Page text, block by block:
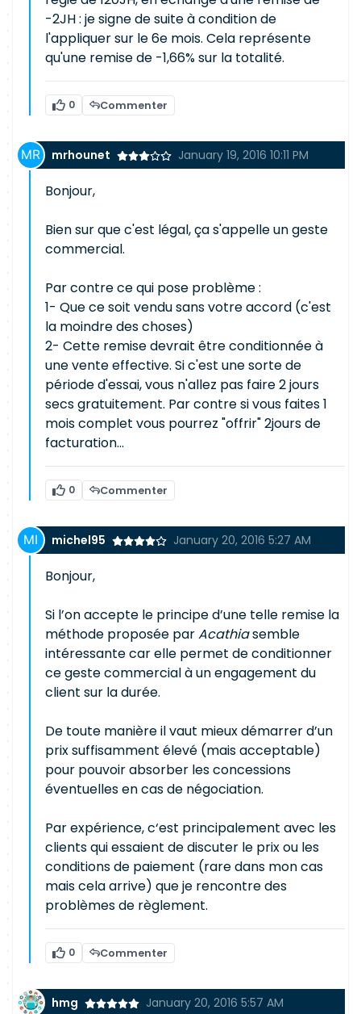
-2JH : je signe de suite à condition de
l'appliquer sur le 6e mois. Cela représente
qu'une remise de -1,66% sur la totalité.
0 Commenter
mrhounet January 19, 2016 10:11 PM
Bonjour,
Bien sur que c'est légal, ça s'appelle un geste
commercial.
Par contre ce qui pose problème :
1- Que ce soit vendu sans votre accord (c'est
la moindre des choses)
2- Cette remise devrait être conditionnée à
une vente effective. Si c'est une sorte de
période d'essai, vous n'allez pas faire 2 jours
secs gratuitement. Par contre si vous faites 1
mois complet vous pourrez "offrir" 2jours de
facturation...
0 Commenter
michel95 January 20, 2016 5:27 AM
Bonjour,
Si l’on accepte le principe d’une telle remise la
méthode proposée parAcathiasemble
intéressante car elle permet de conditionner
ce geste commercial à un engagement du
client sur la durée.
De toute manière il vaut mieux démarrer d’un
prix suffisamment élevé (mais acceptable)
pour pouvoir absorber les concessions
éventuelles en cas de négociation.
Par expérience, c‘est principalement avec les
clients qui essaient de discuter le prix ou les
conditions de paiement (rare dans mon cas
mais cela arrive) que je rencontre des
problèmes de règlement.
0 Commenter
hmg January 20, 2016 5:57 AM